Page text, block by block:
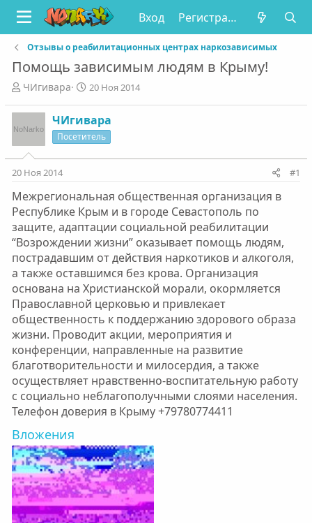
Вход Регистрация
Отзывы о реабилитационных центрах наркозависимых
Помощь зависимым людям в Крыму!
А
т
о
т
м
ы
ЧИгивара
Д
а
н
л
20 Ноя 2014
ЧИгивара
Посетитель
20 Ноя 2014 #1
Межрегиональная общественная организация в
Республике Крым и в городе Севастополь по
защите, адаптации социальной реабилитации
“Возрождении жизни” оказывает помощь людям,
пострадавшим от действия наркотиков и алкоголя,
а также оставшимся без крова. Организация
основана на Христианской морали, окормляется
Православной церковью и привлекает
общественность к поддержанию здорового образа
жизни. Проводит акции, мероприятия и
конференции, направленные на развитие
благотворительности и милосердия, а также
осуществляет нравственно-воспитательную работу
с социально неблагополучными слоями населения.
Телефон доверия в Крыму +79780774411
Вложения